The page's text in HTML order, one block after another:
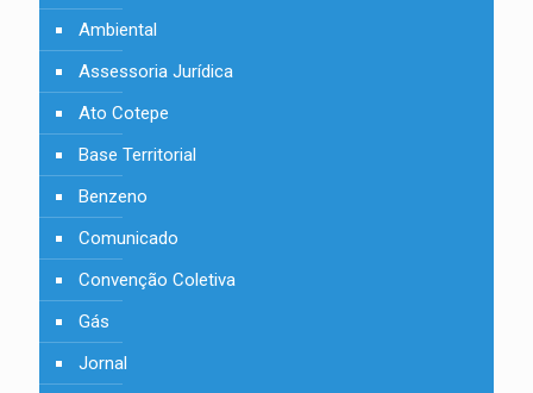
Ambiental
Assessoria Jurídica
Ato Cotepe
Base Territorial
Benzeno
Comunicado
Convenção Coletiva
Gás
Jornal